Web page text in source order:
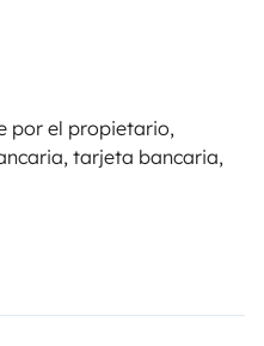
por el propietario,
tarjeta bancaria,